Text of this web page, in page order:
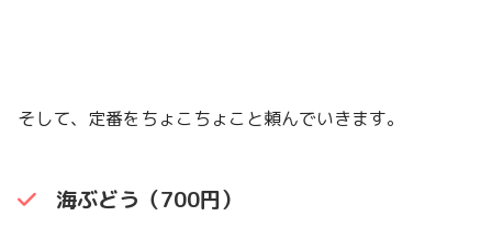
そして、定番をちょこちょこと頼んでいきます。
海ぶどう（700円）